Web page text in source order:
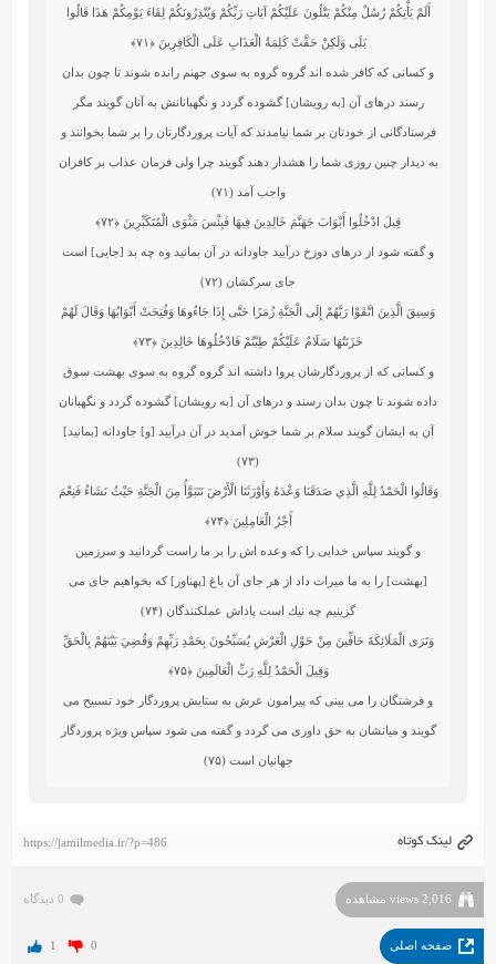
أَلَمْ يَأْتِكُمْ رُسُلٌ مِنْكُمْ يَتْلُونَ عَلَيْكُمْ آيَاتِ رَبِّكُمْ وَيُنْذِرُونَكُمْ لِقَاءَ يَوْمِكُمْ هَذَا قَالُوا
بَلَى وَلَكِنْ حَقَّتْ كَلِمَةُ الْعَذَابِ عَلَى الْكَافِرِينَ﴿۷۱﴾
و كسانى كه كافر شده‏ اند گروه گروه به سوى جهنم رانده شوند تا چون بدان
رسند درهاى آن [به رويشان] گشوده گردد و نگهبانانش به آنان گويند مگر
فرستادگانى از خودتان بر شما نيامدند كه آيات پروردگارتان را بر شما بخوانند و
به ديدار چنين روزى شما را هشدار دهند گويند چرا ولى فرمان عذاب بر كافران
واجب آمد (۷۱)
قِيلَ ادْخُلُوا أَبْوَابَ جَهَنَّمَ خَالِدِينَ فِيهَا فَبِئْسَ مَثْوَى الْمُتَكَبِّرِينَ ﴿۷۲﴾
و گفته شود از درهاى دوزخ درآييد جاودانه در آن بمانيد وه چه بد [جايى] است
جاى سركشان (۷۲)
وَسِيقَ الَّذِينَ اتَّقَوْا رَبَّهُمْ إِلَى الْجَنَّةِ زُمَرًا حَتَّى إِذَا جَاءُوهَا وَفُتِحَتْ أَبْوَابُهَا وَقَالَ لَهُمْ
خَزَنَتُهَا سَلَامٌ عَلَيْكُمْ طِبْتُمْ فَادْخُلُوهَا خَالِدِينَ ﴿۷۳﴾
و كسانى كه از پروردگارشان پروا داشته‏ اند گروه گروه به سوى بهشت‏ سوق
داده شوند تا چون بدان رسند و درهاى آن [به رويشان] گشوده گردد و نگهبانان
آن به ايشان گويند سلام بر شما خوش آمديد در آن درآييد [و] جاودانه [بمانيد]
(۷۳)
وَقَالُوا الْحَمْدُ لِلَّهِ الَّذِي صَدَقَنَا وَعْدَهُ وَأَوْرَثَنَا الْأَرْضَ نَتَبَوَّأُ مِنَ الْجَنَّةِ حَيْثُ نَشَاءُ فَنِعْمَ
أَجْرُ الْعَامِلِينَ﴿۷۴﴾
و گويند سپاس خدايى را كه وعده‏ اش را بر ما راست گردانيد و سرزمين
[بهشت] را به ما ميراث داد از هر جاى آن باغ [پهناور] كه بخواهيم جاى مى‏
گزينيم چه نيك است پاداش عمل‏كنندگان (۷۴)
وَتَرَى الْمَلَائِكَةَ حَافِّينَ مِنْ حَوْلِ الْعَرْشِ يُسَبِّحُونَ بِحَمْدِ رَبِّهِمْ وَقُضِيَ بَيْنَهُمْ بِالْحَقِّ
وَقِيلَ الْحَمْدُ لِلَّهِ رَبِّ الْعَالَمِينَ﴿۷۵﴾
و فرشتگان را مى ‏بينى كه پيرامون عرش به ستايش پروردگار خود تسبيح مى‏
گويند و ميانشان به حق داورى مى‏ گردد و گفته مى ‏شود سپاس ويژه پروردگار
جهانيان است (۷۵)
لینک کوتاه https://jamilmedia.ir/?p=486
2,016 views مشاهده 0 دیدگاه
صفحه اصلی 1 0